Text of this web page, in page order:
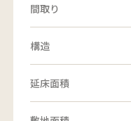
間取り
構造
延床面積